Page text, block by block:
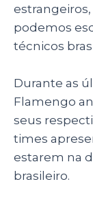
podemos
técnicos
Durante as
Flamengo
seus
times
estarem na
brasileiro.